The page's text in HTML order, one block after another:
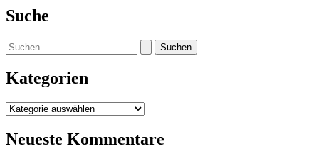
Suche
Suchen
nach:
Kategorien
Kategorien
Neueste Kommentare